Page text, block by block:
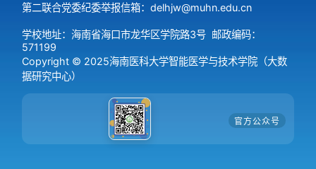
第二联合党委纪委举报信箱：delhjw@muhn.edu.cn
学校地址：海南省海口市龙华区学院路3号 邮政编码：
571199
Copyright © 2025海南医科大学智能医学与技术学院（大数
据研究中心）
官方公众号